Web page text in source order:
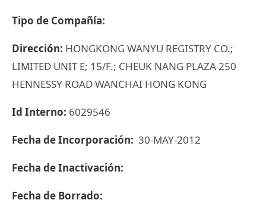
Tipo de Compañía:
Dirección: HONGKONG WANYU REGISTRY CO.;
LIMITED UNIT E; 15/F.; CHEUK NANG PLAZA 250
HENNESSY ROAD WANCHAI HONG KONG
Id Interno: 6029546
Fecha de Incorporación: 30-MAY-2012
Fecha de Inactivación:
Fecha de Borrado: